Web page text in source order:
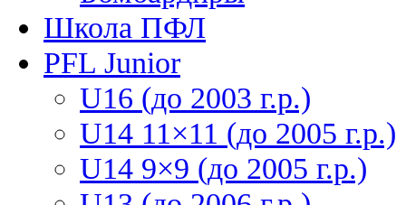
Школа ПФЛ
PFL Junior
U16 (до 2003 г.р.)
U14 11×11 (до 2005 г.р.)
U14 9×9 (до 2005 г.р.)